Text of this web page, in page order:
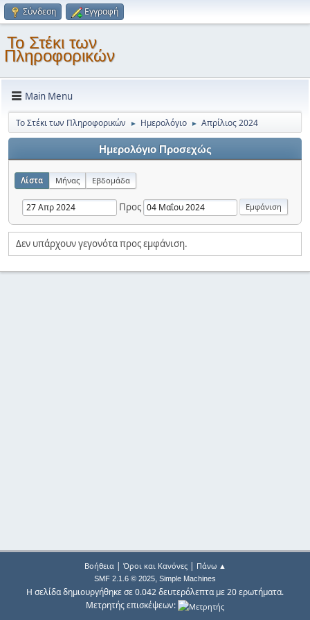
Σύνδεση Εγγραφή
Το Στέκι των
Πληροφορικών
Main Menu
Το Στέκι των Πληροφορικών ► Ημερολόγιο ► Απρίλιος 2024
Ημερολόγιο Προσεχώς
Λίστα Μήνας Εβδομάδα
Προς
Δεν υπάρχουν γεγονότα προς εμφάνιση.
Βοήθεια| Όροι και Κανόνες| Πάνω ▲
SMF 2.1.6 © 2025, Simple Machines
Η σελίδα δημιουργήθηκε σε 0.042 δευτερόλεπτα με 20 ερωτήματα.
Μετρητής επισκέψεων: